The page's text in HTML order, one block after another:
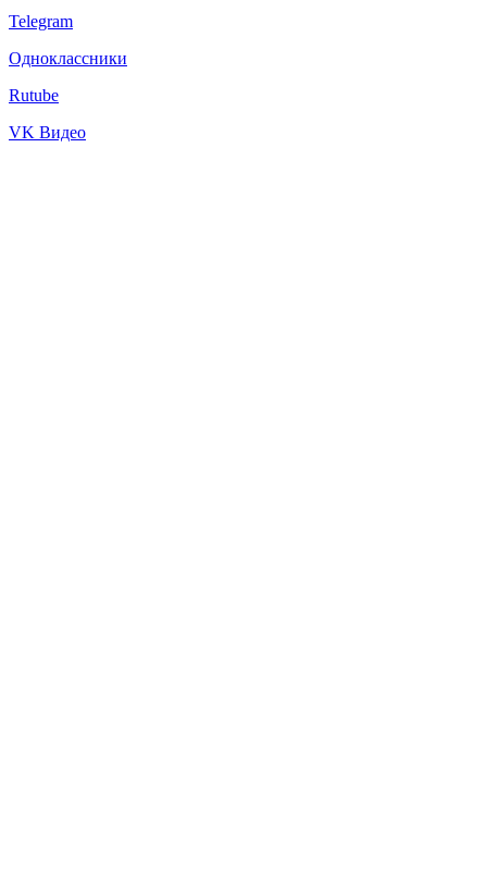
Telegram
Одноклассники
Rutube
VK Видео